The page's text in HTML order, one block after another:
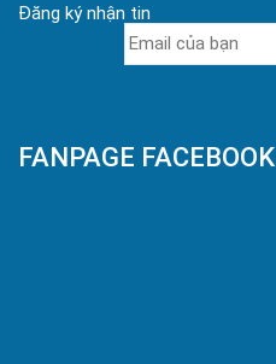
Đăng ký nhận tin
FANPAGE FACEBOOK